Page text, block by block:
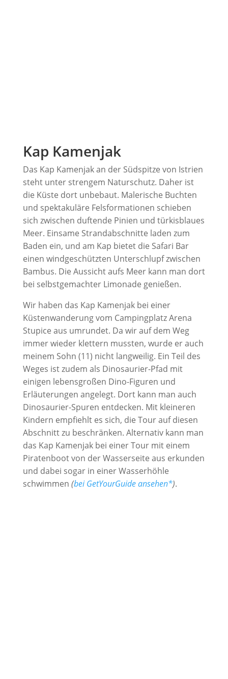
Kap Kamenjak
Das Kap Kamenjak an der Südspitze von Istrien
steht unter strengem Naturschutz. Daher ist
die Küste dort unbebaut. Malerische Buchten
und spektakuläre Felsformationen schieben
sich zwischen duftende Pinien und türkisblaues
Meer. Einsame Strandabschnitte laden zum
Baden ein, und am Kap bietet die Safari Bar
einen windgeschützten Unterschlupf zwischen
Bambus. Die Aussicht aufs Meer kann man dort
bei selbstgemachter Limonade genießen.
Wir haben das Kap Kamenjak bei einer
Küstenwanderung vom Campingplatz Arena
Stupice aus umrundet. Da wir auf dem Weg
immer wieder klettern mussten, wurde er auch
meinem Sohn (11) nicht langweilig. Ein Teil des
Weges ist zudem als Dinosaurier-Pfad mit
einigen lebensgroßen Dino-Figuren und
Erläuterungen angelegt. Dort kann man auch
Dinosaurier-Spuren entdecken. Mit kleineren
Kindern empfiehlt es sich, die Tour auf diesen
Abschnitt zu beschränken. Alternativ kann man
das Kap Kamenjak bei einer Tour mit einem
Piratenboot von der Wasserseite aus erkunden
und dabei sogar in einer Wasserhöhle
schwimmen (bei GetYourGuide ansehen*).